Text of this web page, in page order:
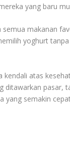
yang baru
makanan
yoghurt
atas
pasar,
semakin